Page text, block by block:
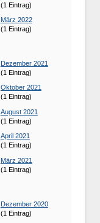
(1 Eintrag)
März 2022
(1 Eintrag)
Dezember 2021
(1 Eintrag)
Oktober 2021
(1 Eintrag)
August 2021
(1 Eintrag)
April 2021
(1 Eintrag)
März 2021
(1 Eintrag)
Dezember 2020
(1 Eintrag)